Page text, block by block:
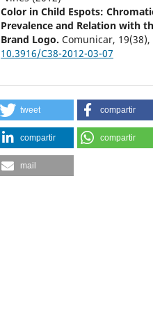
Color in Child Espots:
Prevalence and Relation with
Brand Logo.Comunicar, 19(38),
10.3916/C38-2012-03-07
tweet compartir
compartir compartir
mail